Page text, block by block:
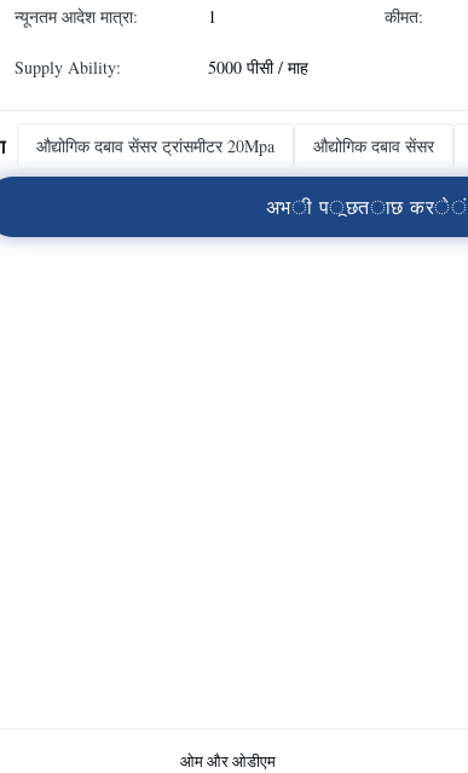
न्यूनतम आदेश मात्रा: 1 कीमत:
Supply Ability: 5000 पीसी / माह
औद्योगिक दबाव सेंसर ट्रांसमीटर 20Mpa औद्योगिक दबाव सेंसर
अभी पूछताछ करें
ओम और ओडीएम